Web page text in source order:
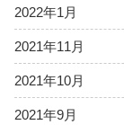
2022年1月
2021年11月
2021年10月
2021年9月